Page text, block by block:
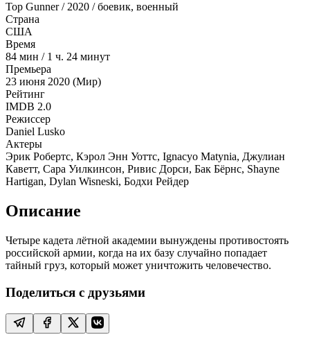
Top Gunner / 2020 / боевик, военный
Страна
США
Время
84 мин / 1 ч. 24 минут
Премьера
23 июня 2020 (Мир)
Рейтинг
IMDB 2.0
Режиссер
Daniel Lusko
Актеры
Эрик Робертс, Кэрол Энн Уоттс, Ignacyo Matynia, Джулиан
Каветт, Сара Уилкинсон, Ривис Дорси, Бак Бёрнс, Shayne
Hartigan, Dylan Wisneski, Бодхи Рейдер
Описание
Четыре кадета лётной академии вынуждены противостоять
российской армии, когда на их базу случайно попадает
тайный груз, который может уничтожить человечество.
Поделиться с друзьями